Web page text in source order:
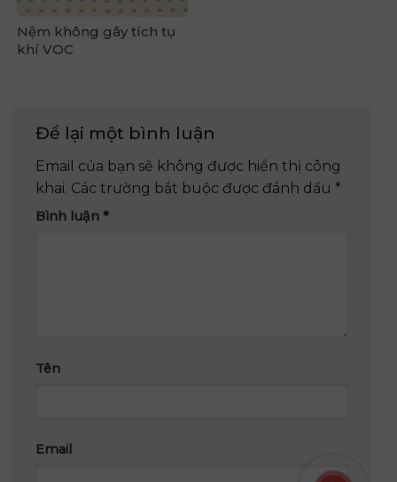
Nệm không gây tích tụ
khí VOC
Để lại một bình luận
Email của bạn sẽ không được hiển thị công
khai. Các trường bắt buộc được đánh dấu *
Bình luận *
Tên
Email